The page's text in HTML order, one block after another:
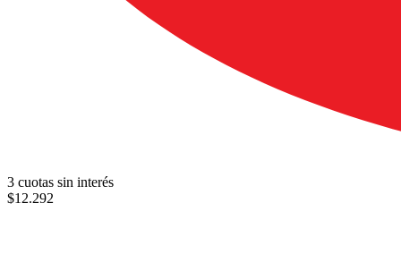
3 cuotas sin interés
$12.292